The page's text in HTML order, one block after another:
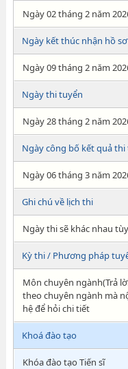
Ngày 02 tháng 2 năm
Ngày kết thúc nhận hồ
Ngày 09 tháng 2 năm
Ngày thi tuyển
Ngày 28 tháng 2 năm
Ngày công bố kết quả thi
Ngày 06 tháng 3 năm
Ghi chú về lịch thi
Ngày thi sẽ khác nhau
Kỳ thi / Phương pháp
Môn chuyên ngành(Trả
theo chuyên ngành mà
hệ để hỏi chi tiết
Khoá đào tạo
Khóa đào tạo Tiến sĩ